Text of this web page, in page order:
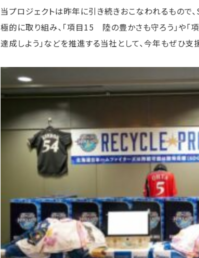
当プロジェクトは昨年に引き続きおこなわれるもので
極的に取り組み、「項目15 陸の豊かさも守ろう」や
達成しよう」などを推進する当社として、今年もぜひ支